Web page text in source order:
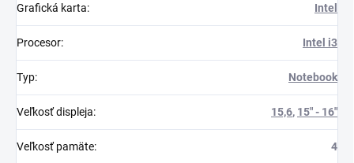
Grafická karta: Intel
Procesor: Intel i3
Typ: Notebook
Veľkosť displeja: 15,6, 15" - 16"
Veľkosť pamäte: 4